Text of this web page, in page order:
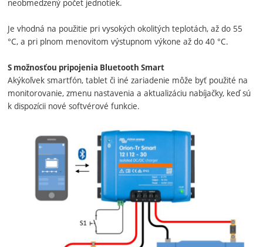
neobmedzený počet jednotiek.
Je vhodná na použitie pri vysokých okolitých teplotách, až do 55
°C, a pri plnom menovitom výstupnom výkone až do 40 °C.
S možnosťou pripojenia Bluetooth Smart
Akýkoľvek smartfón, tablet či iné zariadenie môže byť použité na
monitorovanie, zmenu nastavenia a aktualizáciu nabíjačky, keď sú
k dispozícii nové softvérové funkcie.